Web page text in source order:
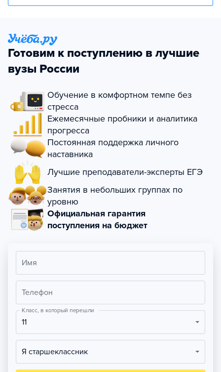
Готовим к поступлению в лучшие
вузы России
Обучение в комфортном темпе без
стресса
Ежемесячные пробники и аналитика
прогресса
Постоянная поддержка личного
наставника
Лучшие преподаватели-эксперты ЕГЭ
Занятия в небольших группах по
уровню
Официальная гарантия
поступления на бюджет
Имя
Телефон
Класс, в который перешли
11
Я старшеклассник